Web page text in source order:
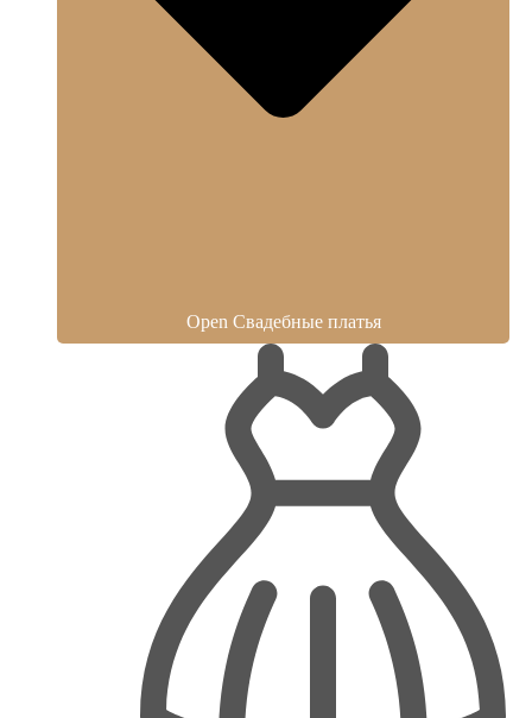
Open Свадебные платья